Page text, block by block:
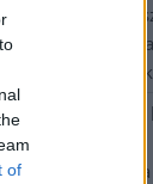
of
kormány
döntött
az igazolatlan
vittek haza